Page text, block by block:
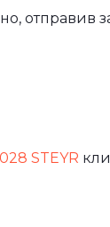
отправив
STEYR